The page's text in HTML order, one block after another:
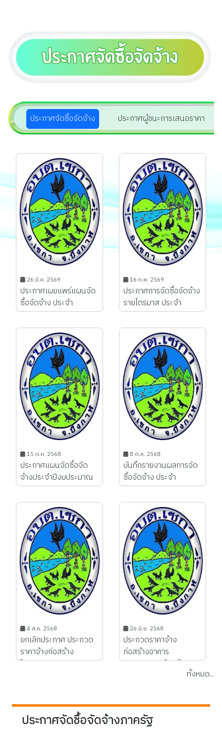
ประกาศจัดซื้อจัดจ้าง ประกาศผู้ชนะการเสนอราคา
26 มี.ค. 2569
ประกาศเผยแพร่แผนจัด
ซื้อจัดจ้าง ประจำ
ปีงบประมาณ พ.ศ.
2569...
16 ก.พ. 2569
ประกาศการจัดซื้อจัดจ้าง
รายไตรมาส ประจำ
ปีงบประมาณ พ.ศ.2569
ประจำไตรมาสที่ 1 (ต.ค. -
ธ.ค.)...
15 ต.ค. 2568
ประกาศแผนจัดซื้อจัด
จ้างประจำปีงบประมาณ
พ.ศ. 2569...
8 ต.ค. 2568
บันทึกรายงานผลการจัด
ซื้อจัดจ้าง ประจำ
ปีงบประมาณ 2568...
4 ส.ค. 2568
ยกเลิกประกาศ ประกวด
ราคาจ้างก่อสร้าง
โครงการอาคาร
26 มิ.ย. 2568
ประกวดราคาจ้าง
ก่อสร้างอาคาร
เอนกประสงค์ภายใน
ทั้งหมด...
ประกาศจัดชื้อจัดจ้างภาครัฐ